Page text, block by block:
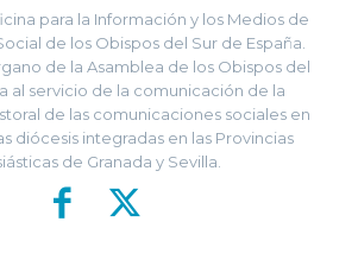
para la Información y los Medios de
de los Obispos del Sur de España.
de la Asamblea de los Obispos del
al servicio de la comunicación de la
de las comunicaciones sociales en
diócesis integradas en las Provincias
de Granada y Sevilla.